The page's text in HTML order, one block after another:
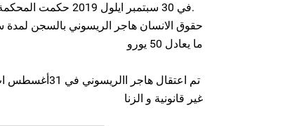
.في 30 سبتمبر ايلول
ما يعادل 50 يورو
غير قانونية و الزنا